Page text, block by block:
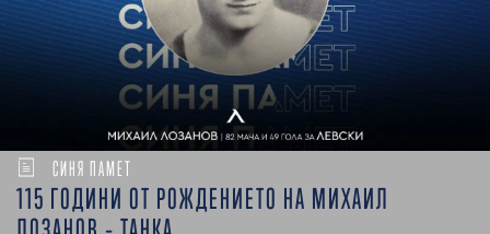
СИНЯ ПАМЕТ
115 ГОДИНИ ОТ РОЖДЕНИЕТО НА МИХАИЛ